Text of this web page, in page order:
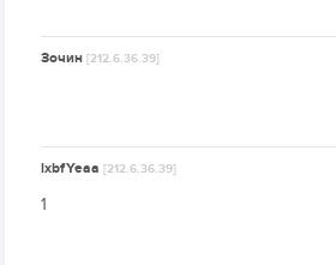
Зочин[212.6.36.39]
lxbfYeaa[212.6.36.39]
1